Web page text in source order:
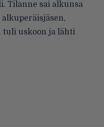
Tilanne sai alkunsa
tuli uskoon ja lähti